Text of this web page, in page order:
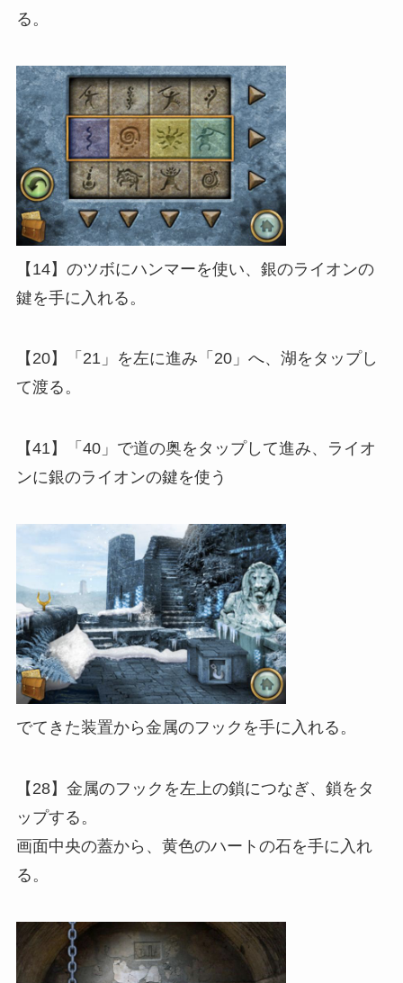
る。
【14】のツボにハンマーを使い、銀のライオンの
鍵を手に入れる。
【20】「21」を左に進み「20」へ、湖をタップし
て渡る。
【41】「40」で道の奥をタップして進み、ライオ
ンに銀のライオンの鍵を使う
でてきた装置から金属のフックを手に入れる。
【28】金属のフックを左上の鎖につなぎ、鎖をタ
ップする。
画面中央の蓋から、黄色のハートの石を手に入れ
る。